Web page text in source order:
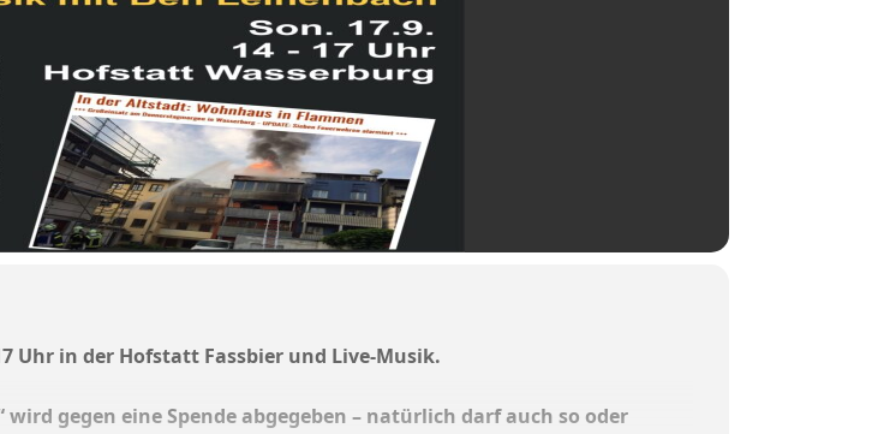
Uhr in der Hofstatt Fassbier und Live-Musik.
gegen eine Spende abgegeben – natürlich darf auch so oder